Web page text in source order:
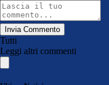
Invia Commento
Tutti
Leggi altri commenti